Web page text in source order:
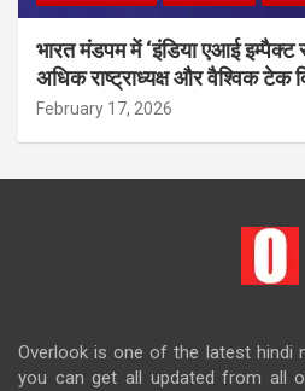
भारत मंडपम में ‘इंडिया एआई
अधिक राष्ट्राध्यक्ष और वैश्विक टेक
February 17, 2026
Overlook is one of the latest hindi
you can get all updated from all